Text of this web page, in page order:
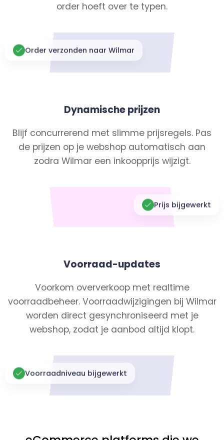
order hoeft over te typen.
Order verzonden naar Wilmar
Dynamische prijzen
Blijf concurrerend met slimme prijsregels. Pas
de prijzen op je webshop automatisch aan
zodra Wilmar een inkoopprijs wijzigt.
Prijs bijgewerkt
Voorraad-updates
Voorkom oververkoop met realtime
voorraadbeheer. Voorraadwijzigingen bij Wilmar
worden direct gesynchroniseerd met je
webshop, zodat je aanbod altijd klopt.
Voorraadniveau bijgewerkt